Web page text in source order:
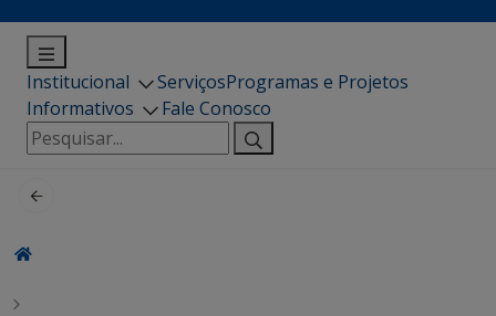
Institucional ServiçosProgramas e Projetos
Informativos
Fale Conosco
Pesquisar
por: